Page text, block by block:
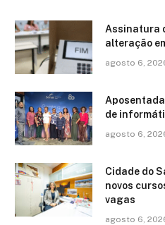
Assinatura
alteração
agosto 6,
de
agosto 6,
Cidade do
novos
vagas
agosto 6,